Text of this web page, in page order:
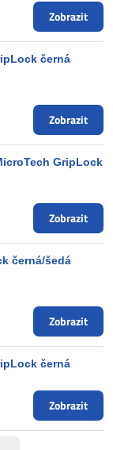
Zobrazit
černá
Zobrazit
GripLock
Zobrazit
černá/šedá
Zobrazit
černá
Zobrazit